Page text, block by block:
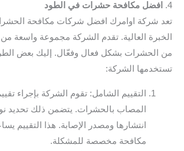
4.
افضل مكافحة حشرات في الطود
تعد شركة اوامرك افضل شركات مكافحة
الخبرة العالية. تقدم الشركة مجموعة واسعة
من الحشرات بشكل فعال وفعّال. إليك بعض
تستخدمها الشركة:
التقييم الشامل: تقوم الشركة بإجراء
المصاب بالحشرات. يتضمن ذلك تحديد
انتشارها ومصدر الإصابة. هذا التقييم
مكافحة مخصصة للمشكلة.